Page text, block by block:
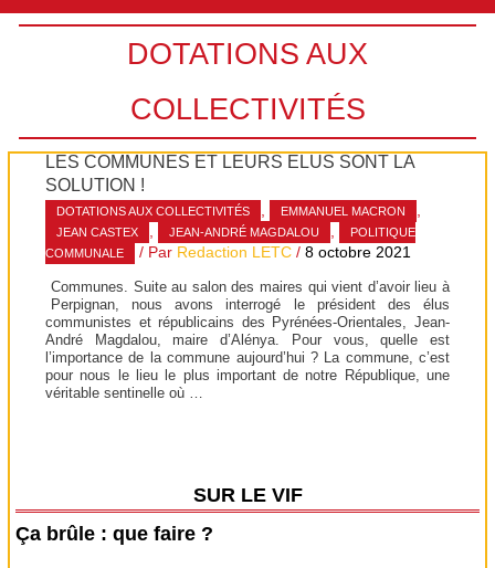
DOTATIONS AUX
COLLECTIVITÉS
LES COMMUNES ET LEURS ÉLUS SONT LA
SOLUTION !
DOTATIONS AUX COLLECTIVITÉS , EMMANUEL MACRON ,
JEAN CASTEX , JEAN-ANDRÉ MAGDALOU ,
POLITIQUE
COMMUNALE
/ Par Redaction LETC /8 octobre 2021
Communes. Suite au salon des maires qui vient d’avoir lieu à
Perpignan, nous avons interrogé le président des élus
communistes et républicains des Pyrénées-Orientales, Jean-
André Magdalou, maire d’Alénya. Pour vous, quelle est
l’importance de la commune aujourd’hui ? La commune, c’est
pour nous le lieu le plus important de notre République, une
véritable sentinelle où …
SUR LE VIF
Ça brûle : que faire ?